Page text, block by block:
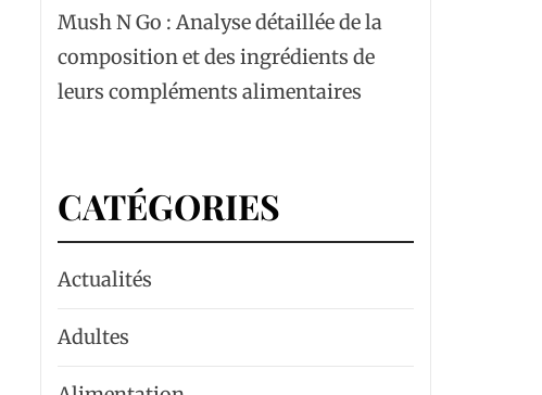
Mush N Go : Analyse détaillée de la
composition et des ingrédients de
leurs compléments alimentaires
CATÉGORIES
Actualités
Adultes